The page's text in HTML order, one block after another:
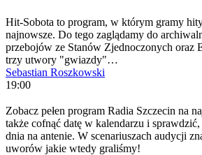
Hit-Sobota to program, w którym gramy
najnowsze. Do tego zaglądamy do
przebojów ze Stanów Zjednoczonych oraz
trzy utwory "gwiazdy"…
Sebastian Roszkowski
19:00
Zobacz pełen program Radia Szczecin na
także cofnąć datę w kalendarzu i
dnia na antenie. W scenariuszach audycji
uworów jakie wtedy graliśmy!